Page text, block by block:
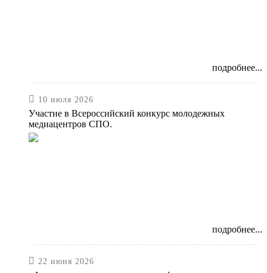
подробнее...
 10 июля 2026
Участие в Всероссийский конкурс молодежных
медиацентров СПО.
подробнее...
 22 июня 2026